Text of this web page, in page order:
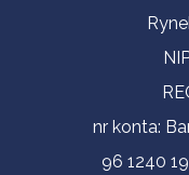
Informacje
nr konta:
96 1240